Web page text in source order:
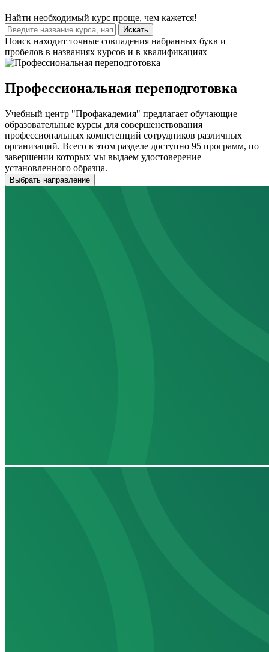
Найти необходимый курс проще, чем кажется!
Искать
Поиск находит точные совпадения набранных букв и
пробелов в названиях курсов и в квалификациях
Профессиональная переподготовка
Учебный центр "Профакадемия" предлагает обучающие
образовательные курсы для совершенствования
профессиональных компетенций сотрудников различных
организаций. Всего в этом разделе доступно 95 программ, по
завершении которых мы выдаем удостоверение
установленного образца.
Выбрать направление